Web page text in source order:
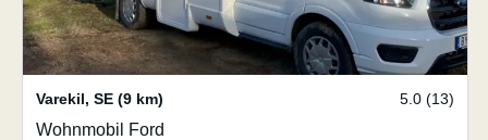
Varekil, SE (9 km) 5.0 (13)
Wohnmobil Ford